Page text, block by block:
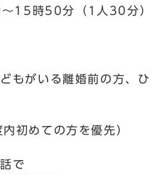
15時50分（1人30分）
もがいる離婚前の方、ひ
初めての方を優先）
で